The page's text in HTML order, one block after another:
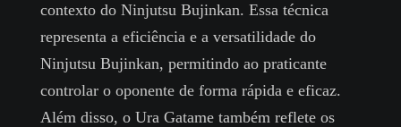
contexto do Ninjutsu Bujinkan. Essa técnica
representa a eficiência e a versatilidade do
Ninjutsu Bujinkan, permitindo ao praticante
controlar o oponente de forma rápida e eficaz.
Além disso, o Ura Gatame também reflete os